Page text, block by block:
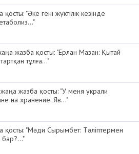
"Әке гені жүктілік кезінде
жазба қосты: "Ерлан Мазан: Қытай
тұлға..."
жаңа жазба қосты: "У меня украли
на хранение. Яв..."
қосты: "Мәди Сырымбет: Тәліптермен
бар?..."